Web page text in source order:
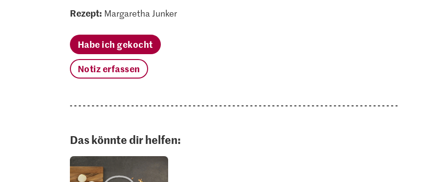
Rezept: Margaretha Junker
Habe ich gekocht
Notiz erfassen
Das könnte dir helfen: